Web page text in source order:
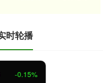
时轮播
3.42